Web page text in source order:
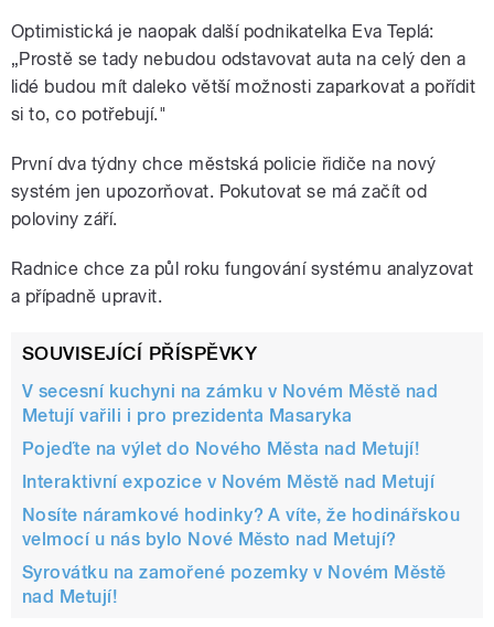
Optimistická je naopak další podnikatelka Eva Teplá:
„Prostě se tady nebudou odstavovat auta na celý den a
lidé budou mít daleko větší možnosti zaparkovat a pořídit
si to, co potřebují."
První dva týdny chce městská policie řidiče na nový
systém jen upozorňovat. Pokutovat se má začít od
poloviny září.
Radnice chce za půl roku fungování systému analyzovat
a případně upravit.
SOUVISEJÍCÍ PŘÍSPĚVKY
V secesní kuchyni na zámku v Novém Městě nad
Metují vařili i pro prezidenta Masaryka
Pojeďte na výlet do Nového Města nad Metují!
Interaktivní expozice v Novém Městě nad Metují
Nosíte náramkové hodinky? A víte, že hodinářskou
velmocí u nás bylo Nové Město nad Metují?
Syrovátku na zamořené pozemky v Novém Městě
nad Metují!